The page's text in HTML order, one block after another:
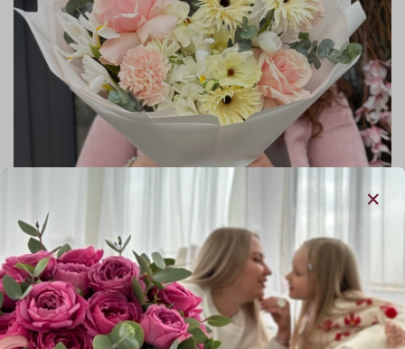
Нежный букет с герберами и французской розой
на фото М